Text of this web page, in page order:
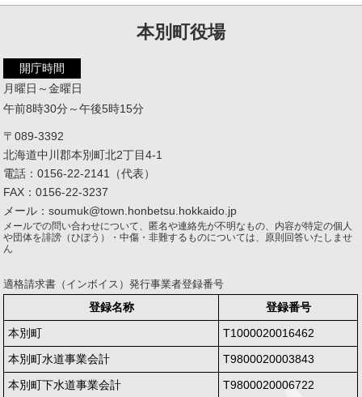
本別町役場
開庁時間
月曜日～金曜日
午前8時30分～午後5時15分
〒089-3392
北海道中川郡本別町北2丁目4-1
電話：0156-22-2141（代表）
FAX：0156-22-3237
メール：soumuk@town.honbetsu.hokkaido.jp
メールでの問い合わせについて、匿名や連絡先が不明なもの、内容が特定の個人
や団体を誹謗（ひぼう）・中傷・非難するものについては、原則回答いたしませ
ん
適格請求書（インボイス）発行事業者登録番号
登録名称
登録番号
本別町
T1000020016462
本別町水道事業会計
T9800020003843
本別町下水道事業会計
T9800020006722